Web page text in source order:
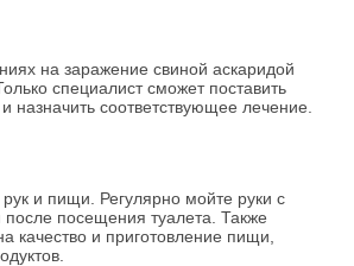
на заражение свиной аскаридой
специалист сможет поставить
назначить соответствующее лечение.
и пищи. Регулярно мойте руки с
посещения туалета. Также
качество и приготовление пищи,